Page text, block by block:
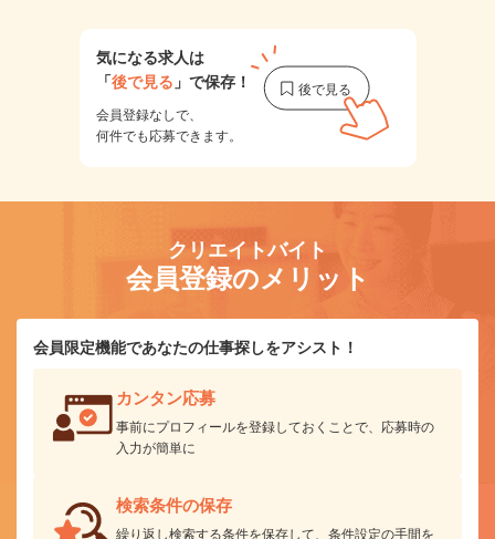
気になる求人は
「後で見る 」で保存！
会員登録なしで、
何件でも応募できます。
クリエイトバイト
会員登録のメリット
会員限定機能であなたの仕事探しをアシスト！
カンタン応募
事前にプロフィールを登録しておくことで、応募時の
入力が簡単に
検索条件の保存
繰り返し検索する条件を保存して、条件設定の手間を